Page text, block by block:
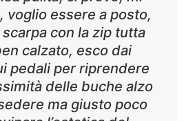
voglio essere a posto,
con la zip tutta
calzato, esco dai
pedali per riprendere
delle buche alzo
ma giusto poco